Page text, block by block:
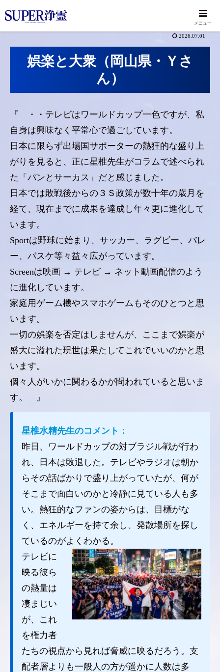
2026.07.01
娯楽と大衆（岡山県・Ｙさ
ん）
『 ・・テレビはワールドカップ一色ですが、私
自身は興味なく平常心で過ごしています。
日本に限らず出場国サポーターの熱狂的な盛り上
がりを見ると、正に星椎先生がコラムで述べられ
た「パンとサーカス」だと感じました。
日本では敗戦後からの３Ｓ政策が数十年の歳月を
経て、現在までに成果を達成し年々更に進化して
います。
Sportは野球に始まり、サッカー、ラグビー、バレ
ー、バスケ等々益々広がっています。
Screenは映画 → テレビ → ネット動画配信のよう
に進化しています。
家庭用ゲーム機やスマホゲームもそのひとつと思
います。
一切の娯楽を否定はしませんが、ここまで娯楽が
盛大に溢れた現世は果たしてこれでいいのかと思
います。
個々人がいかに関わるかが問われていると思いま
す。 』
星椎水精先生のコメント：
昨日、ワールドカップの対ブラジル戦が行わ
れ、日本は敗退した。テレビやラジオは朝か
らその話ばかりで盛り上がっていたが、何が
そこまで面白いのかと冷静に見ている人も多
い。熱狂的なファンの姿からは、目標がな
く、エネルギーを持て余し、発散場所を探し
ているのがよくわかる。
テレビに
映る彼ら
の熱量は
凄まじい
が、これ
を権力者
たちの視点から見れば脅威に映るだろう。支
配者層よりも一般人の方が遥かに人数は多
メニュー